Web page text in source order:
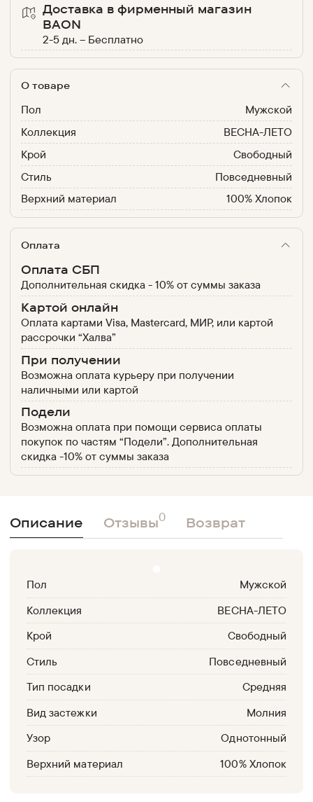
Доставка в фирменный магазин
BAON
2-5 дн. – Бесплатно
О товаре
Пол
Мужской
Коллекция
ВЕСНА-ЛЕТО
Крой
Свободный
Стиль
Повседневный
Верхний материал
100% Хлопок
Оплата
Оплата СБП
Дополнительная скидка - 10% от суммы заказа
Картой онлайн
Оплата картами Visa, Mastercard, МИР, или картой
рассрочки “Халва”
При получении
Возможна оплата курьеру при получении
наличными или картой
Подели
Возможна оплата при помощи сервиса оплаты
покупок по частям “Подели”. Дополнительная
скидка -10% от суммы заказа
Описание Отзывы0 Возврат
Пол
Мужской
Коллекция
ВЕСНА-ЛЕТО
Крой
Свободный
Стиль
Повседневный
Тип посадки
Средняя
Вид застежки
Молния
Узор
Однотонный
Верхний материал
100% Хлопок